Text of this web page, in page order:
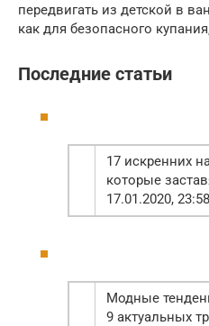
передвигать из детской в
как для безопасного
Последние статьи
17 искренних
которые
17.01.2020, 23:58
Модные
9 актуальных